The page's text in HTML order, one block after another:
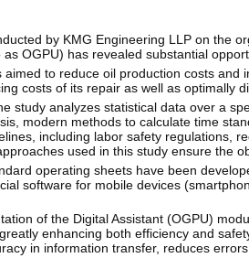
by KMG Engineering LLP on the
OGPU) has revealed substantial
to reduce oil production costs
costs of its repair as well as optimally
study analyzes statistical data over a
modern methods to calculate time
including labor safety regulations,
used in this study ensure the
operating sheets have been
software for mobile devices
of the Digital Assistant (OGPU)
enhancing both efficiency and
in information transfer, reduces